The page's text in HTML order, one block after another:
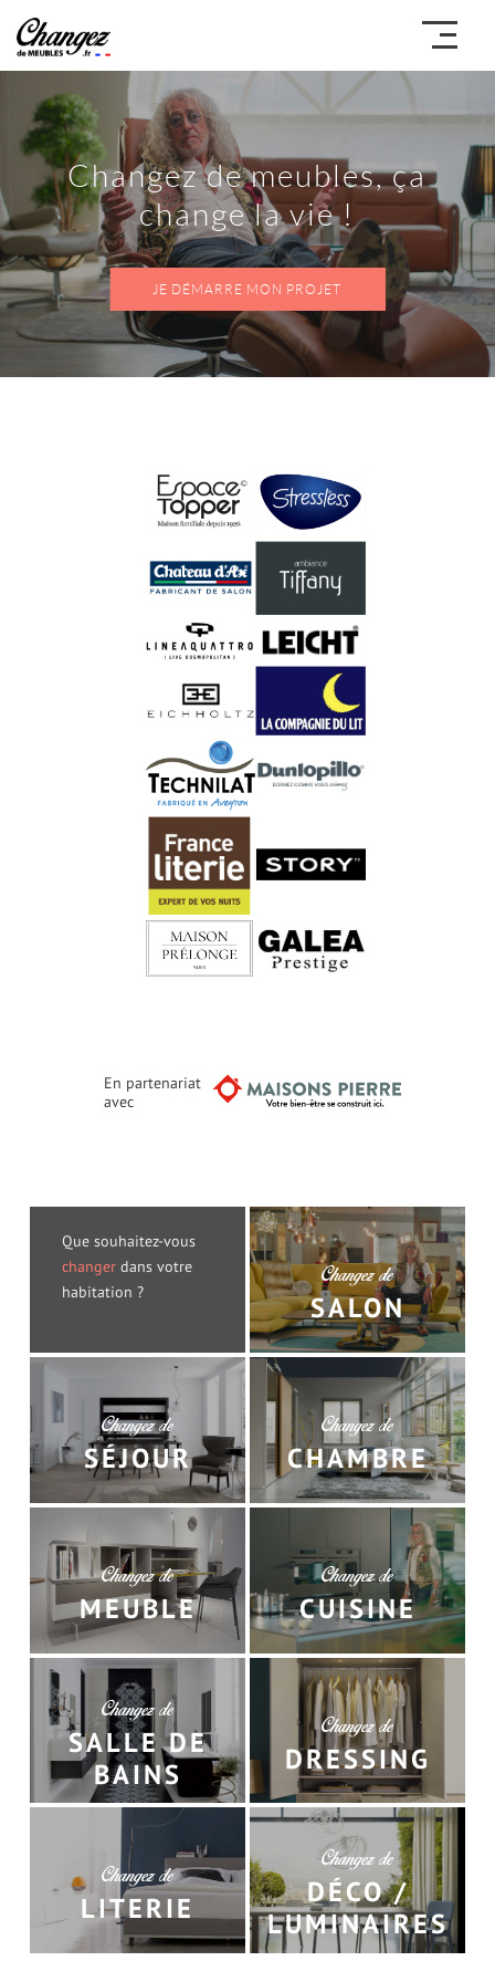
Changez de meubles, ça
change la vie !
JE DÉMARRE MON PROJET
En partenariat
avec
Que souhaitez-vous
changer dans votre
habitation ?
Changez de
SALON
Changez de
SÉJOUR
Changez de
CHAMBRE
Changez de
MEUBLE
Changez de
CUISINE
Changez de
SALLE DE
BAINS
Changez de
DRESSING
Changez de
LITERIE
Changez de
DÉCO /
LUMINAIRES